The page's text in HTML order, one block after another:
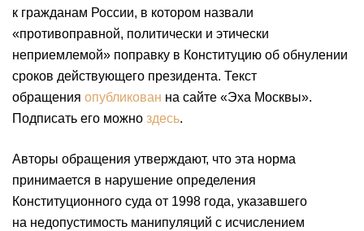
к гражданам России, в котором назвали
«противоправной, политически и этически
неприемлемой» поправку в Конституцию об обнулении
сроков действующего президента. Текст
обращения опубликован на сайте «Эха Москвы».
Подписать его можно здесь.
Авторы обращения утверждают, что эта норма
принимается в нарушение определения
Конституционного суда от 1998 года, указавшего
на недопустимость манипуляций с исчислением